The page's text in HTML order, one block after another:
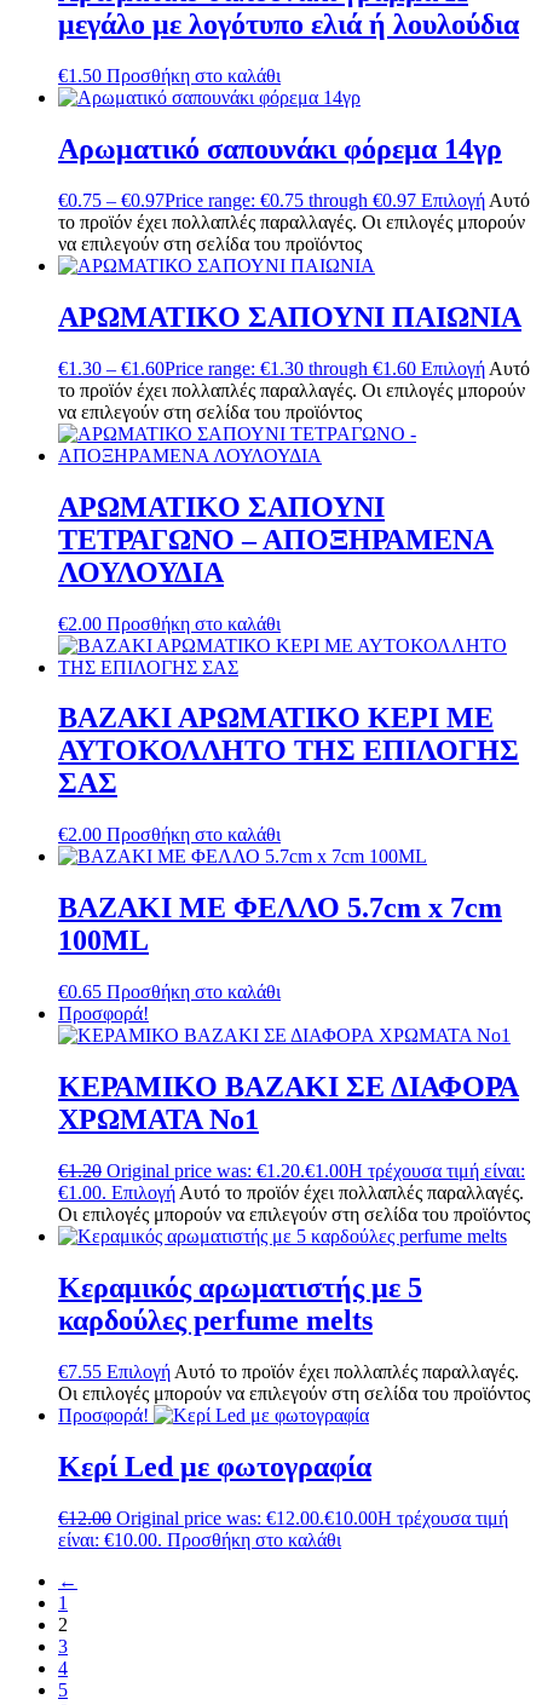
μεγάλο με λογότυπο ελιά ή λουλούδια
€1.50 Προσθήκη στο καλάθι
Αρωματικό σαπουνάκι φόρεμα 14γρ
€0.75 – €0.97Price range: €0.75 through €0.97 Επιλογή Αυτό
το προϊόν έχει πολλαπλές παραλλαγές. Οι επιλογές μπορούν
να επιλεγούν στη σελίδα του προϊόντος
ΑΡΩΜΑΤΙΚΟ ΣΑΠΟΥΝΙ ΠΑΙΩΝΙΑ
€1.30 – €1.60Price range: €1.30 through €1.60 Επιλογή Αυτό
το προϊόν έχει πολλαπλές παραλλαγές. Οι επιλογές μπορούν
να επιλεγούν στη σελίδα του προϊόντος
ΑΡΩΜΑΤΙΚΟ ΣΑΠΟΥΝΙ
ΤΕΤΡΑΓΩΝΟ – ΑΠΟΞΗΡΑΜΕΝΑ
ΛΟΥΛΟΥΔΙΑ
€2.00 Προσθήκη στο καλάθι
ΒΑΖΑΚΙ ΑΡΩΜΑΤΙΚΟ ΚΕΡΙ ΜΕ
ΑΥΤΟΚΟΛΛΗΤΟ ΤΗΣ ΕΠΙΛΟΓΗΣ
ΣΑΣ
€2.00 Προσθήκη στο καλάθι
ΒΑΖΑΚΙ ΜΕ ΦΕΛΛΟ 5.7cm x 7cm
100ML
€0.65 Προσθήκη στο καλάθι
Προσφορά!
ΚΕΡΑΜΙΚΟ ΒΑΖΑΚΙ ΣΕ ΔΙΑΦΟΡΑ
ΧΡΩΜΑΤΑ No1
€1.20 Original price was: €1.20.€1.00Η τρέχουσα τιμή είναι:
€1.00. Επιλογή Αυτό το προϊόν έχει πολλαπλές παραλλαγές.
Οι επιλογές μπορούν να επιλεγούν στη σελίδα του προϊόντος
Κεραμικός αρωματιστής με 5
καρδούλες perfume melts
€7.55 Επιλογή Αυτό το προϊόν έχει πολλαπλές παραλλαγές.
Οι επιλογές μπορούν να επιλεγούν στη σελίδα του προϊόντος
Προσφορά!
Κερί Led με φωτογραφία
€12.00 Original price was: €12.00.€10.00Η τρέχουσα τιμή
είναι: €10.00. Προσθήκη στο καλάθι
←
1
2
3
4
5